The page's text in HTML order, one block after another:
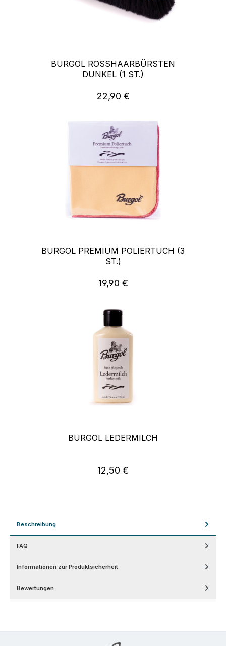
BURGOL ROSSHAARBÜRSTEN
DUNKEL (1 ST.)
Regulärer Preis:
22,90 €
BURGOL PREMIUM POLIERTUCH (3
ST.)
Regulärer Preis:
19,90 €
BURGOL LEDERMILCH
Regulärer Preis:
12,50 €
Beschreibung
FAQ
Informationen zur Produktsicherheit
Bewertungen